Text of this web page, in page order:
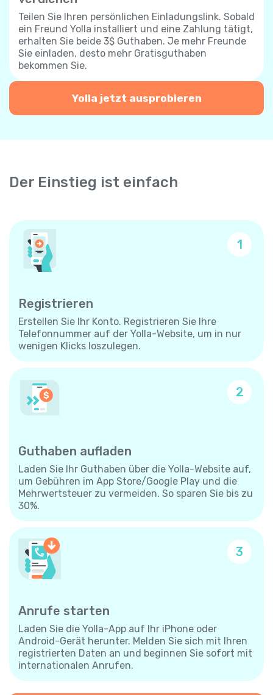
Teilen Sie Ihren persönlichen Einladungslink. Sobald
ein Freund Yolla installiert und eine Zahlung tätigt,
erhalten Sie beide 3$ Guthaben. Je mehr Freunde
Sie einladen, desto mehr Gratisguthaben
bekommen Sie.
Yolla jetzt ausprobieren
Der Einstieg ist einfach
1
Registrieren
Erstellen Sie Ihr Konto. Registrieren Sie Ihre
Telefonnummer auf der Yolla-Website, um in nur
wenigen Klicks loszulegen.
2
Guthaben aufladen
Laden Sie Ihr Guthaben über die Yolla-Website auf,
um Gebühren im App Store/Google Play und die
Mehrwertsteuer zu vermeiden. So sparen Sie bis zu
30%.
3
Anrufe starten
Laden Sie die Yolla-App auf Ihr iPhone oder
Android-Gerät herunter. Melden Sie sich mit Ihren
registrierten Daten an und beginnen Sie sofort mit
internationalen Anrufen.